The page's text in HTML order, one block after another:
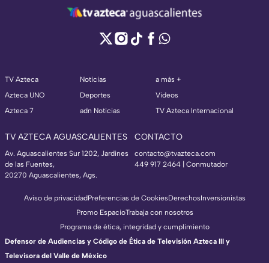
TV Azteca
Azteca UNO
Azteca 7
Noticias
Deportes
adn Noticias
a más +
Videos
TV Azteca Internacional
TV AZTECA AGUASCALIENTES
Av. Aguascalientes Sur 1202, Jardines
de las Fuentes,
20270 Aguascalientes, Ags.
CONTACTO
contacto@tvazteca.com
449 917 2464 | Conmutador
Aviso de privacidadPreferencias de CookiesDerechosInversionistas
Promo EspacioTrabaja con nosotros
Programa de ética, integridad y cumplimiento
Defensor de Audiencias y Código de Ética de Televisión Azteca III y
Televisora del Valle de México